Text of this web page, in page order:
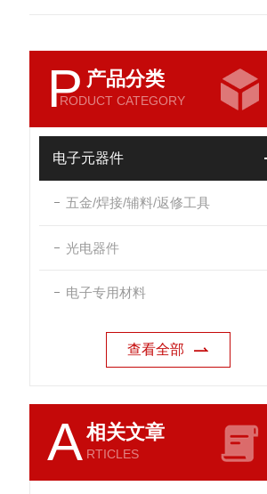
P 产品分类
RODUCT CATEGORY
电子元器件
五金/焊接/辅料/返修工具
光电器件
电子专用材料
查看全部
A相关文章
RTICLES